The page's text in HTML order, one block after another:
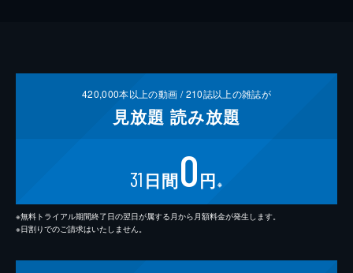
420,000本以上の動画 /210誌以上の雑誌が
見放題 読み放題
31 日間0円 ※
※無料トライアル期間終了日の翌日が属する月から月額料金が発生します。
※日割りでのご請求はいたしません。